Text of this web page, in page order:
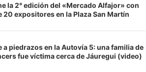
la 2° edición del «Mercado Alfajor» con
20 expositores en la Plaza San Martín
a piedrazos en la Autovía 5: una familia de
fue víctima cerca de Jáuregui (video)